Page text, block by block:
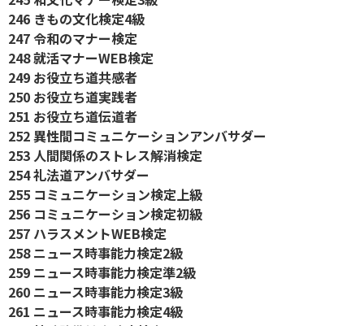
246 きもの文化検定4級
247 令和のマナー検定
248 就活マナーWEB検定
249 お役立ち道共感者
250 お役立ち道実践者
251 お役立ち道伝道者
252 異性間コミュニケーションアンバサダー
253 人間関係のストレス解消検定
254 礼法道アンバサダー
255 コミュニケーション検定上級
256 コミュニケーション検定初級
257 ハラスメントWEB検定
258 ニュース時事能力検定2級
259 ニュース時事能力検定準2級
260 ニュース時事能力検定3級
261 ニュース時事能力検定4級